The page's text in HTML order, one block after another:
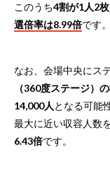
このうち4割が1人2
選倍率は8.99倍です。
なお、会場中央にス
（360度ステージ）
14,000人 となる可能
最大に近い収容人数
6.43倍です。